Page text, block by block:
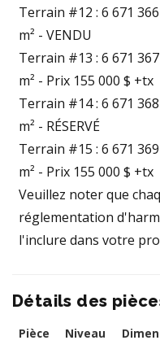
Terrain #12 : 6 671
m² - VENDU
Terrain #13 : 6 671
m² - Prix 155 000 $ +tx
Terrain #14 : 6 671
m² - RÉSERVÉ
Terrain #15 : 6 671
m² - Prix 155 000 $ +tx
Veuillez noter que
réglementation
l'inclure dans votre
Détails des
Pièce
Niveau